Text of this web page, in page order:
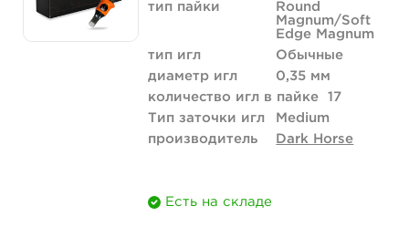
тип пайки
Round
Magnum/Soft
Edge Magnum
тип игл
Обычные
диаметр игл
0,35 мм
количество игл в пайке
17
Тип заточки игл
Medium
производитель
Dark Horse
Есть на складе